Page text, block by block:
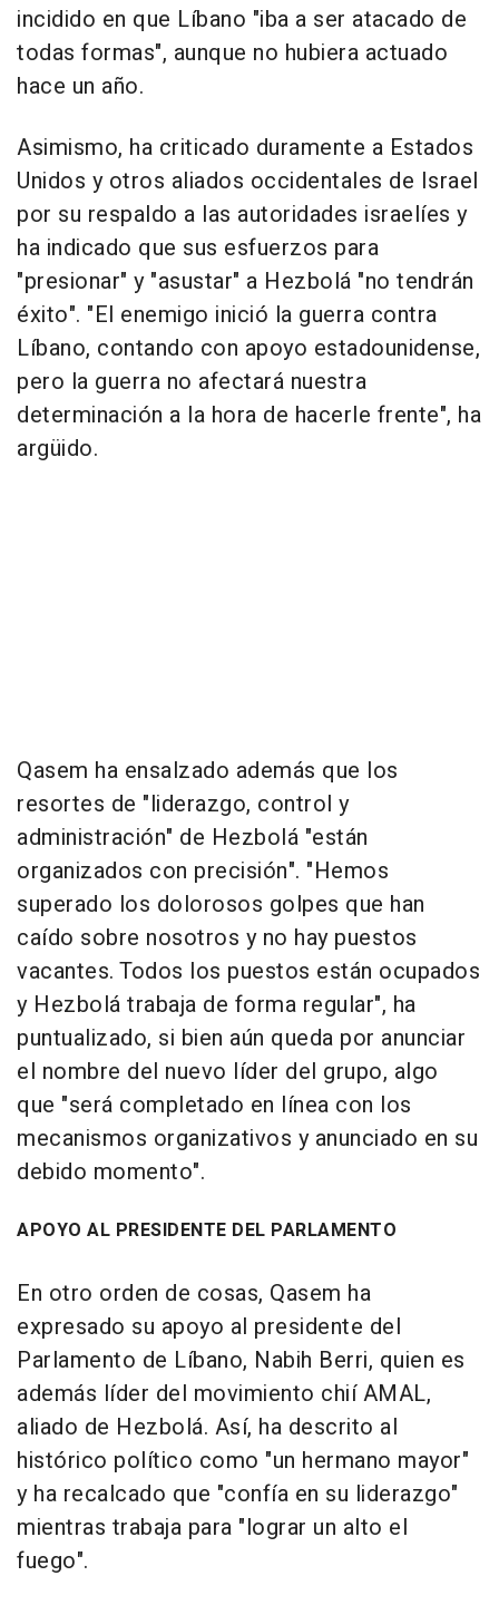
incidido en que Líbano "iba a ser atacado de
todas formas", aunque no hubiera actuado
hace un año.
Asimismo, ha criticado duramente a Estados
Unidos y otros aliados occidentales de Israel
por su respaldo a las autoridades israelíes y
ha indicado que sus esfuerzos para
"presionar" y "asustar" a Hezbolá "no tendrán
éxito". "El enemigo inició la guerra contra
Líbano, contando con apoyo estadounidense,
pero la guerra no afectará nuestra
determinación a la hora de hacerle frente", ha
argüido.
Qasem ha ensalzado además que los
resortes de "liderazgo, control y
administración" de Hezbolá "están
organizados con precisión". "Hemos
superado los dolorosos golpes que han
caído sobre nosotros y no hay puestos
vacantes. Todos los puestos están ocupados
y Hezbolá trabaja de forma regular", ha
puntualizado, si bien aún queda por anunciar
el nombre del nuevo líder del grupo, algo
que "será completado en línea con los
mecanismos organizativos y anunciado en su
debido momento".
APOYO AL PRESIDENTE DEL PARLAMENTO
En otro orden de cosas, Qasem ha
expresado su apoyo al presidente del
Parlamento de Líbano, Nabih Berri, quien es
además líder del movimiento chií AMAL,
aliado de Hezbolá. Así, ha descrito al
histórico político como "un hermano mayor"
y ha recalcado que "confía en su liderazgo"
mientras trabaja para "lograr un alto el
fuego".